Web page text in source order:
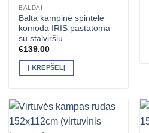
BALDAI
Balta kampinė spintelė
komoda IRIS pastatoma
su stalviršiu
€139.00
Į KREPŠELĮ